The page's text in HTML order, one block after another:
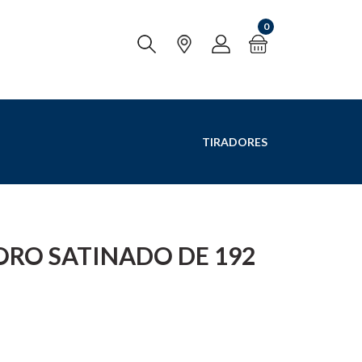
0
TIRADORES
SATINADO DE 192